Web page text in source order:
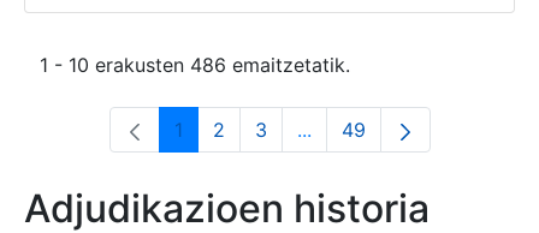
1 - 10 erakusten 486 emaitzetatik.
Orrialdea
1 Orrialdea
2 Orrialdea
3 ...Intermediate Pages Use
Orrialdea
49
Adjudikazioen historia